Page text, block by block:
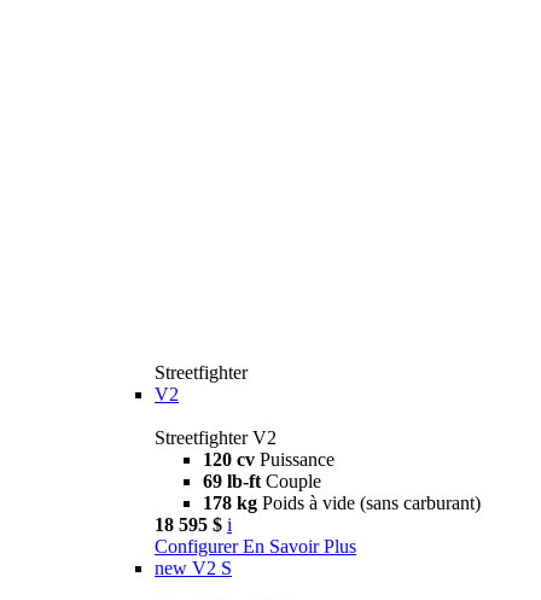
Streetfighter
V2
Streetfighter V2
120 cv Puissance
69 lb-ft Couple
178 kg Poids à vide (sans carburant)
18 595 $ i
Configurer En Savoir Plus
new V2 S